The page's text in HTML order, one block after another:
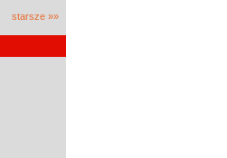
starsze »»